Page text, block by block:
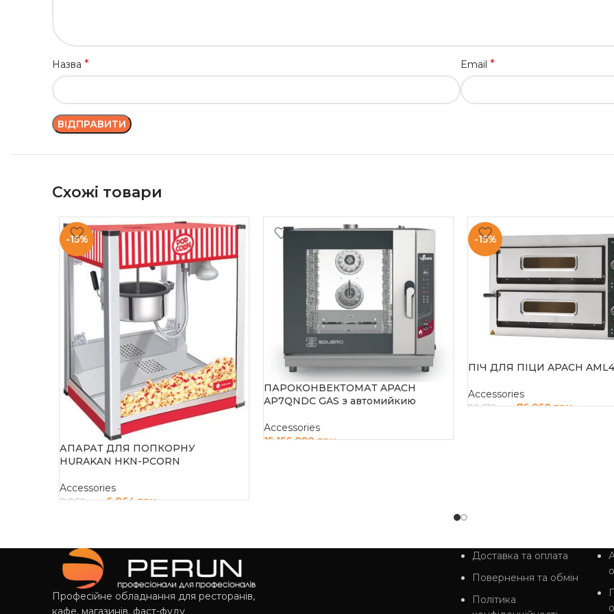
Назва * Email *
Схожі товари
-15%
АПАРАТ ДЛЯ ПОПКОРНУ
HURAKAN HKN-PCORN
Accessories
8 060грн 6 864грн
ПАРОКОНВЕКТОМАТ APACH
AP7QNDC GAS з автомийкию
Accessories
15 156 890грн
-15%
ПІЧ ДЛЯ ПІЦИ APACH
Accessories
90 532грн 76 960грн
Професійне обладнання для ресторанів,
кафе, магазинів, фаст-фуду
Доставка та оплата
Повернення та обмін
Політика